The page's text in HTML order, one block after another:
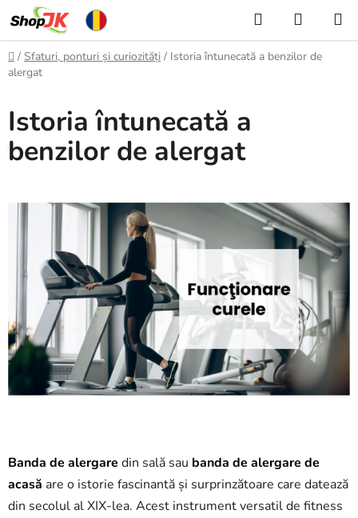
conținut
Căutare
DE
Acasă
/ Sfaturi, ponturi și curiozități / Istoria întunecată a benzilor de
alergat
Istoria întunecată a
benzilor de alergat
Banda de alergare din sală sau banda de alergare de
acasă are o istorie fascinantă și surprinzătoare care datează
din secolul al XIX-lea. Acest instrument versatil de fitness